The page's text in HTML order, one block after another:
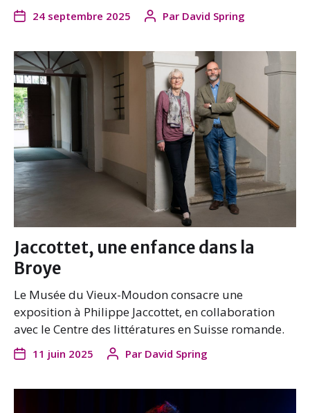
24 septembre 2025 Par David Spring
Jaccottet, une enfance dans la
Broye
Le Musée du Vieux-Moudon consacre une
exposition à Philippe Jaccottet, en collaboration
avec le Centre des littératures en Suisse romande.
11 juin 2025 Par David Spring